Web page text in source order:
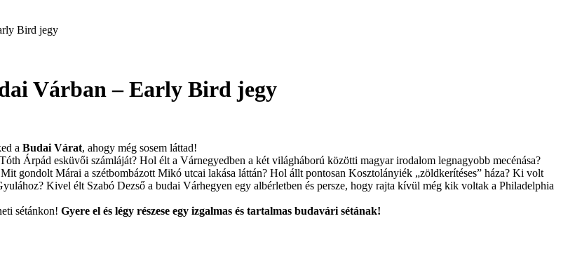
Bird jegy
Várban – Early Bird jegy
a Budai Várat, ahogy még sosem láttad!
Árpád esküvői számláját? Hol élt a Várnegyedben a két világháború közötti magyar irodalom legnagyobb mecénása?
gondolt Márai a szétbombázott Mikó utcai lakása láttán? Hol állt pontosan Kosztolányiék „zöldkerítéses” háza? Ki volt
Kivel élt Szabó Dezső a budai Várhegyen egy albérletben és persze, hogy rajta kívül még kik voltak a Philadelphia
sétánkon! Gyere el és légy részese egy izgalmas és tartalmas budavári sétának!